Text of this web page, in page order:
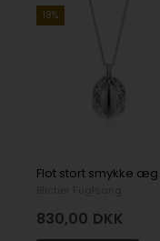
19%
830,00 DKK